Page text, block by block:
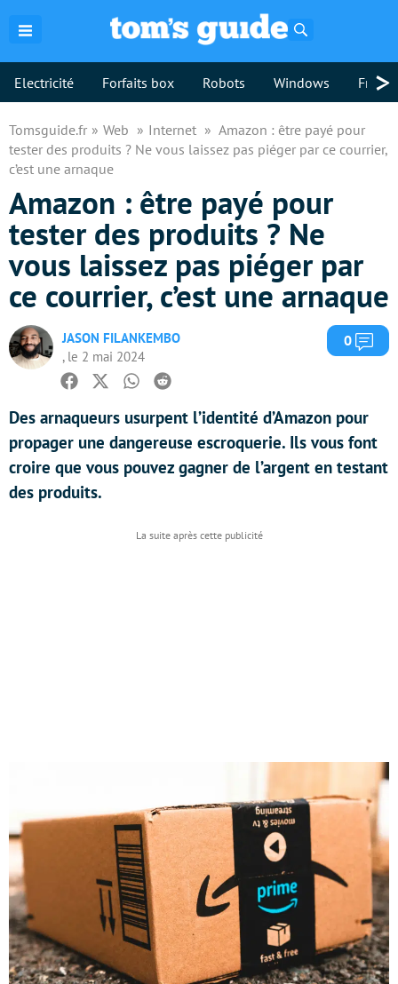
Electricité Forfaits box Robots Windows >
Tomsguide.fr Web Internet
Amazon : être payé pour
tester des produits ? Ne vous laissez pas piéger par ce courrier,
c’est une arnaque
Amazon : être payé pour
tester des produits ? Ne
vous laissez pas piéger par
ce courrier, c’est une arnaque
JASON FILANKEMBO
, le 2 mai 2024
0
Facebook
TwitterWhatsapp
Reddit
Des arnaqueurs usurpent l’identité d’Amazon pour
propager une dangereuse escroquerie. Ils vous font
croire que vous pouvez gagner de l’argent en testant
des produits.